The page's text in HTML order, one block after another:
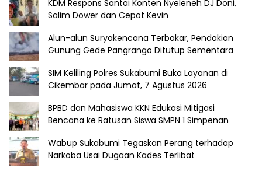
KDM Respons Santai Konten Nyeleneh DJ Doni,
Salim Dower dan Cepot Kevin
Alun-alun Suryakencana Terbakar, Pendakian
Gunung Gede Pangrango Ditutup Sementara
SIM Keliling Polres Sukabumi Buka Layanan di
Cikembar pada Jumat, 7 Agustus 2026
BPBD dan Mahasiswa KKN Edukasi Mitigasi
Bencana ke Ratusan Siswa SMPN 1 Simpenan
Wabup Sukabumi Tegaskan Perang terhadap
Narkoba Usai Dugaan Kades Terlibat